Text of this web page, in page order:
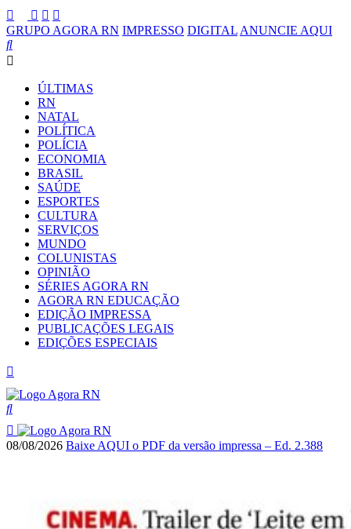
GRUPO AGORA RN IMPRESSO DIGITAL ANUNCIE AQUI
ÚLTIMAS
RN
NATAL
POLÍTICA
POLÍCIA
ECONOMIA
BRASIL
SAÚDE
ESPORTES
CULTURA
SERVIÇOS
MUNDO
COLUNISTAS
OPINIÃO
SÉRIES AGORA RN
AGORA RN EDUCAÇÃO
EDIÇÃO IMPRESSA
PUBLICAÇÕES LEGAIS
EDIÇÕES ESPECIAIS
08/08/2026 Baixe AQUI o PDF da versão impressa – Ed. 2.388